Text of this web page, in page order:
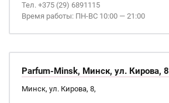
Тел. +375 (29) 6891115
Время работы: ПН-ВС 10:00 — 21:00
Parfum-Minsk, Минск, ул. Кирова, 8
Минск, ул. Кирова, 8,